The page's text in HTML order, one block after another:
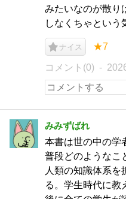
みたいなのが散り
しなくちゃという
ナイス ★7
コメント(0)
みみずばれ
本書は世の中の学
普段どのようなこ
人類の知識体系を
る。学生時代に教